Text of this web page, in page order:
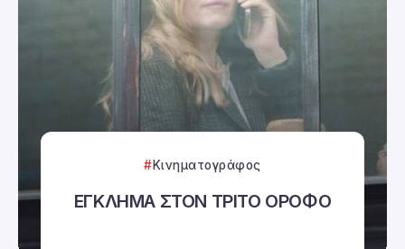
Κινηματογράφος
ΕΓΚΛΗΜΑ ΣΤΟΝ ΤΡΙΤΟ ΟΡΟΦΟ